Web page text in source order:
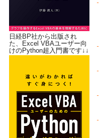
日経BP社から出版され
た、Excel VBAユーザー向
けのPython超入門書です↓↓